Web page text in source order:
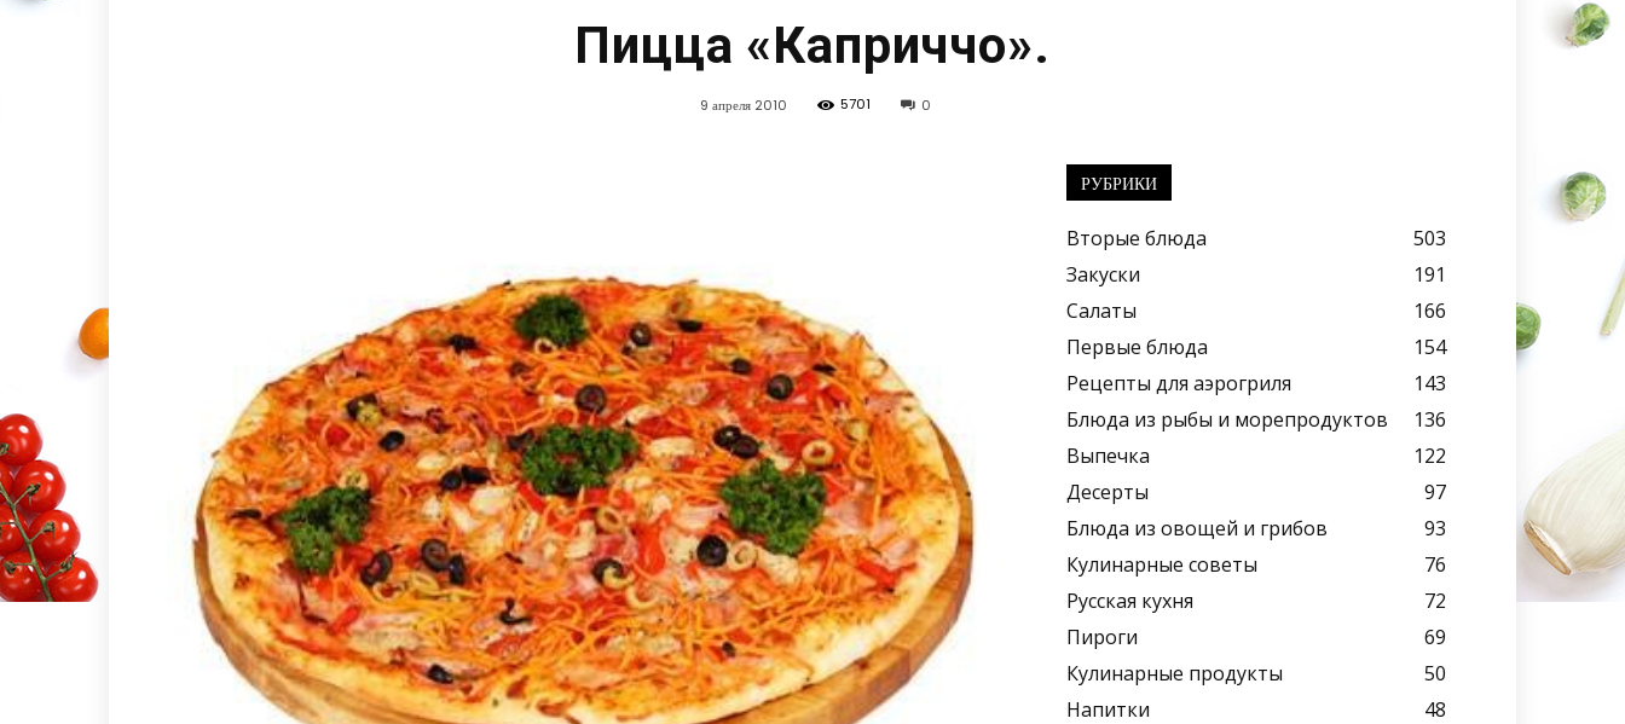
вкусные
блюда
Пицца «Каприччо».
9 апреля 2010 5701 0
РУБРИКИ
Вторые блюда
503
Закуски
191
Салаты
166
Первые блюда
154
Рецепты для аэрогриля
143
Блюда из рыбы и морепродуктов
136
Выпечка
122
Десерты
97
Блюда из овощей и грибов
93
Кулинарные советы
76
Русская кухня
72
Пироги
69
Кулинарные продукты
50
Напитки
48